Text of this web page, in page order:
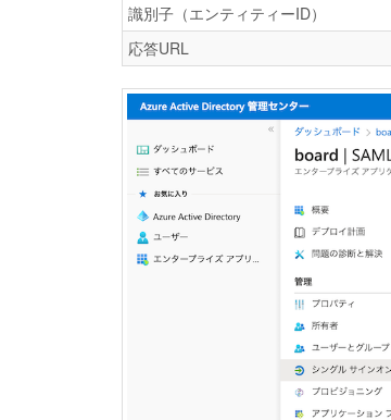
識別子（エンティティーID）
応答URL